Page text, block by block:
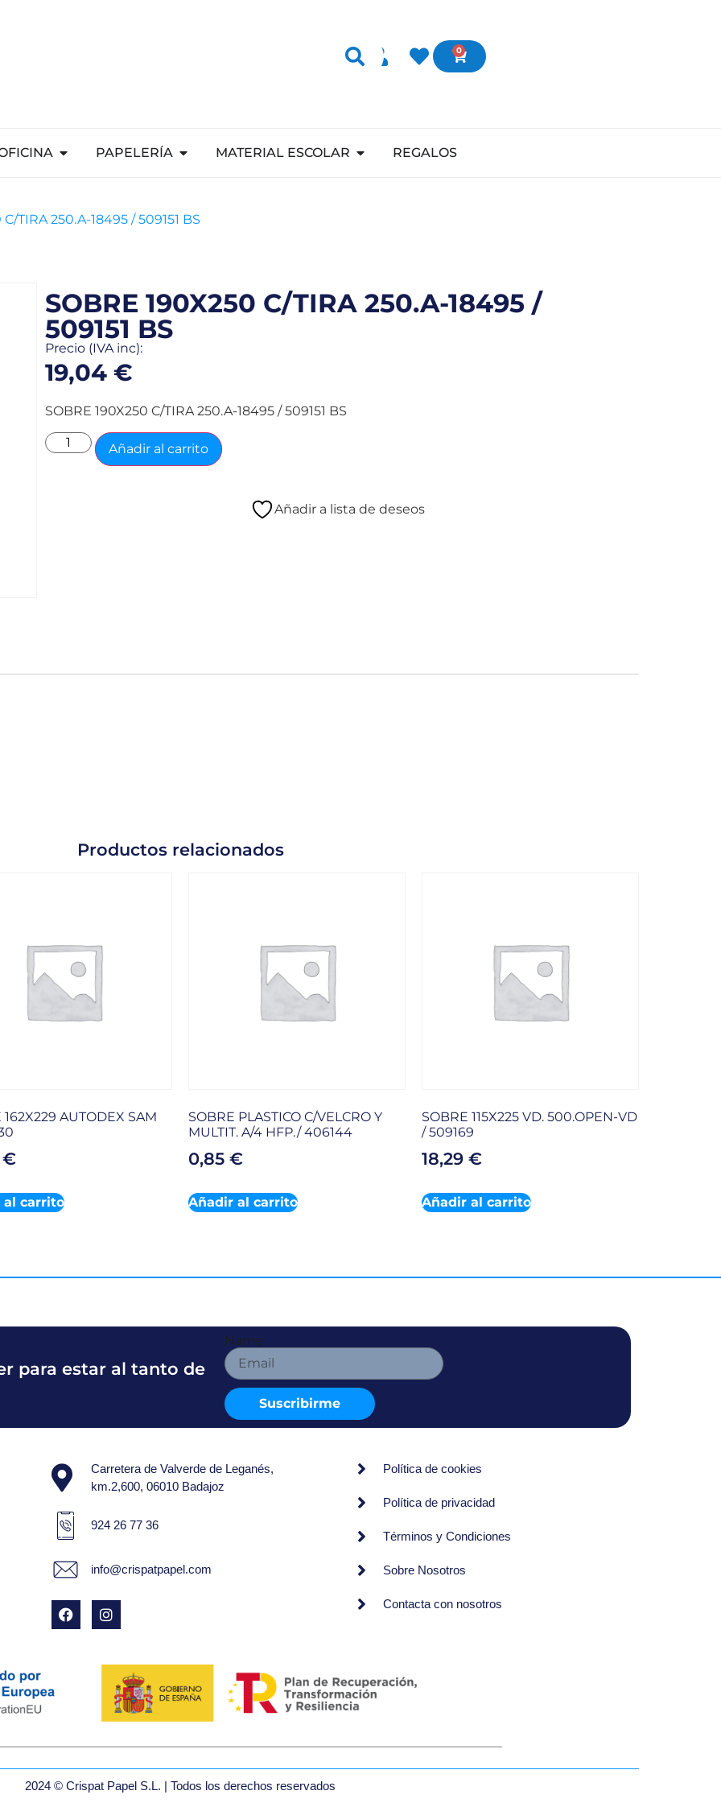
0
PAPELERÍA MATERIAL ESCOLAR REGALOS
TIRA 250.A-18495 / 509151 BS
SOBRE 190X250 C/TIRA 250.A-18495 /
509151 BS
Precio (IVA inc):
19,04 €
SOBRE 190X250 C/TIRA 250.A-18495 / 509151 BS
Añadir al carrito
Añadir a lista de deseos
Productos relacionados
162X229 AUTODEX SAM
€
al carrito
SOBRE PLASTICO C/VELCRO Y
MULTIT. A/4 HFP./ 406144
0,85 €
Añadir al carrito
SOBRE 115X225 VD. 500.OPEN-VD
/ 509169
18,29 €
Añadir al carrito
Name
Suscribirme
para estar al tanto de
Carretera de Valverde de Leganés,
km.2,600, 06010 Badajoz
924 26 77 36
info@crispatpapel.com
Política de cookies
Política de privacidad
Términos y Condiciones
Sobre Nosotros
Contacta con nosotros
2024 © Crispat Papel S.L. | Todos los derechos reservados